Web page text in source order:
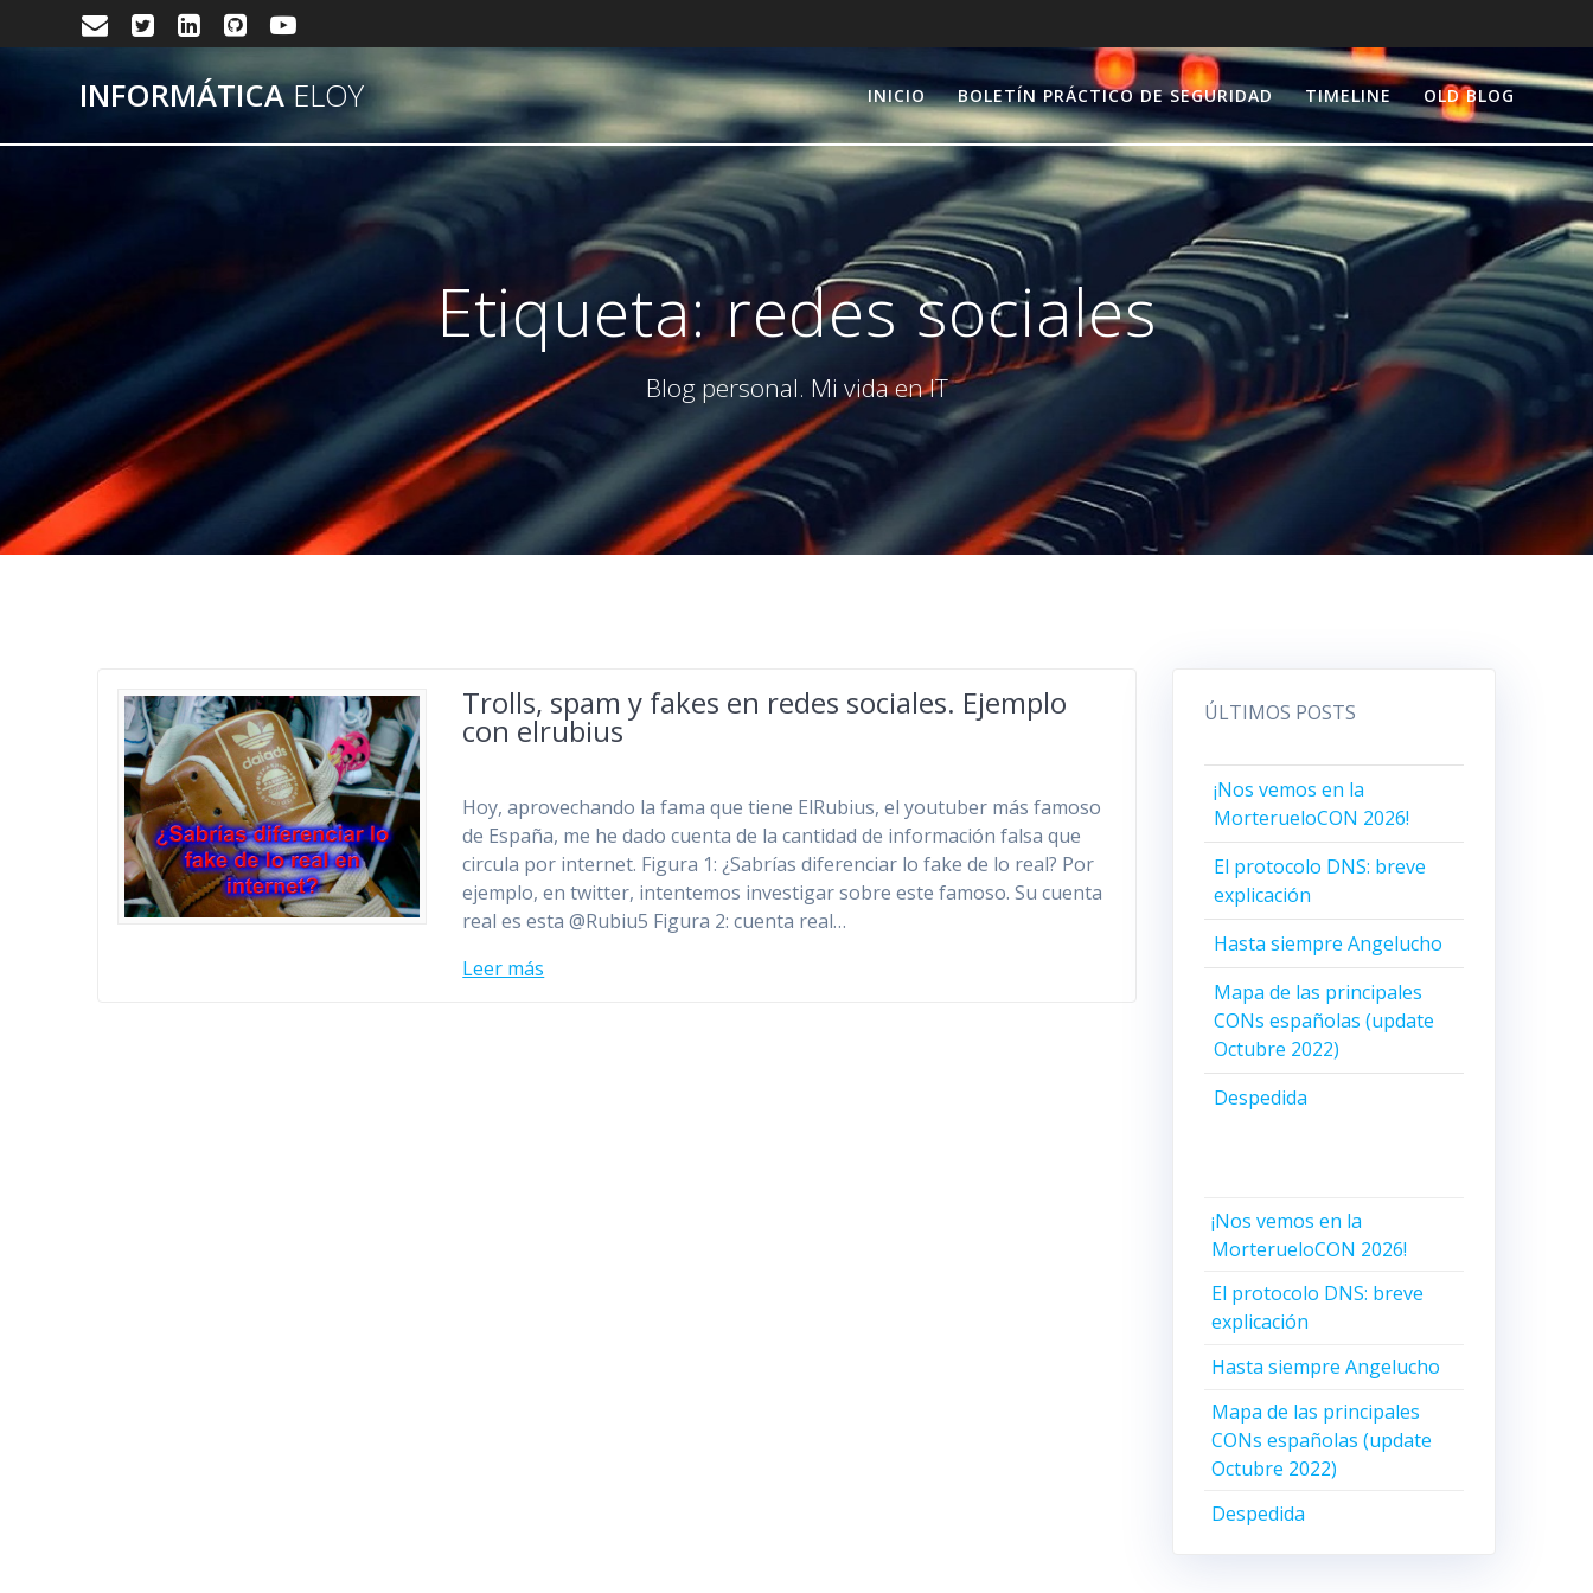
al
INFORMÁTICAELOY INICIO BOLETÍN PRÁCTICO DE SEGURIDAD TIMELINE OLD BLOG
Etiqueta:redes sociales
Blog personal. Mi vida en IT
Trolls, spam y fakes en redes sociales. Ejemplo
con elrubius
Hoy, aprovechando la fama que tiene ElRubius, el youtuber más famoso
de España, me he dado cuenta de la cantidad de información falsa que
circula por internet. Figura 1: ¿Sabrías diferenciar lo fake de lo real? Por
ejemplo, en twitter, intentemos investigar sobre este famoso. Su cuenta
real es esta @Rubiu5 Figura 2: cuenta real…
Leer más
ÚLTIMOS POSTS
¡Nos vemos en la
MorterueloCON 2026!
El protocolo DNS: breve
explicación
Hasta siempre Angelucho
Mapa de las principales
CONs españolas (update
Octubre 2022)
Despedida
¡Nos vemos en la
MorterueloCON 2026!
El protocolo DNS: breve
explicación
Hasta siempre Angelucho
Mapa de las principales
CONs españolas (update
Octubre 2022)
Despedida